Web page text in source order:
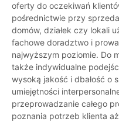
oferty do oczekiwań
pośrednictwie przy
domów, działek czy lokali
fachowe doradztwo i
najwyższym poziomie. Do
także indywidualne
wysoką jakość i dbałość o
umiejętności
przeprowadzanie całego
poznania potrzeb klienta